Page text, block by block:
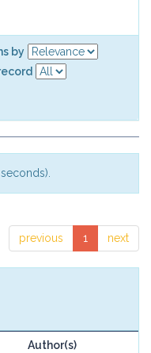
by
previous 1 next
Author(s)